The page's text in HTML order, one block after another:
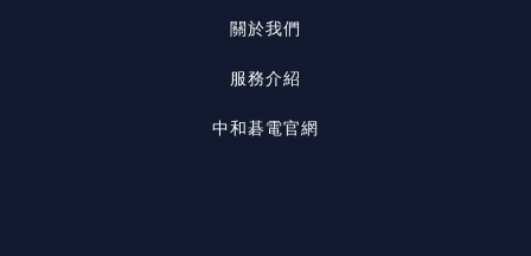
關於我們
服務介紹
中和碁電官網